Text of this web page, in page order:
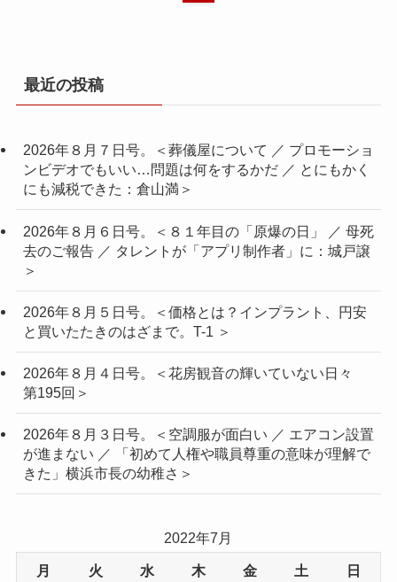
最近の投稿
2026年８月７日号。＜葬儀屋について ／ プロモーショ
ンビデオでもいい…問題は何をするかだ ／ とにもかく
にも減税できた：倉山満＞
2026年８月６日号。＜８１年目の「原爆の日」 ／ 母死
去のご報告 ／ タレントが「アプリ制作者」に：城戸譲
＞
2026年８月５日号。＜価格とは？インプラント、円安
と買いたたきのはざまで。T-1 ＞
2026年８月４日号。＜花房観音の輝いていない日々
第195回＞
2026年８月３日号。＜空調服が面白い ／ エアコン設置
が進まない ／ 「初めて人権や職員尊重の意味が理解で
きた」横浜市長の幼稚さ＞
2022年7月
月 火 水 木 金 土 日